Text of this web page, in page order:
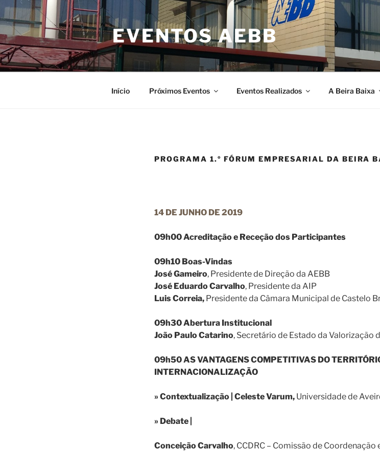
Saltar
para
conteúdo
EVENTOS AEBB
Início Próximos Eventos Eventos Realizados A Beira Baixa
PROGRAMA 1.º FÓRUM EMPRESARIAL DA BEIRA
14 DE JUNHO DE 2019
09h00 Acreditação e Receção dos Participantes
09h10 Boas-Vindas
José Gameiro, Presidente de Direção da AEBB
José Eduardo Carvalho, Presidente da AIP
Luis Correia, Presidente da Câmara Municipal de Castelo
09h30 Abertura Institucional
João Paulo Catarino, Secretário de Estado da Valorização
09h50 AS VANTAGENS COMPETITIVAS DO
INTERNACIONALIZAÇÃO
» Contextualização | Celeste Varum, Universidade de
» Debate |
Conceição Carvalho, CCDRC – Comissão de